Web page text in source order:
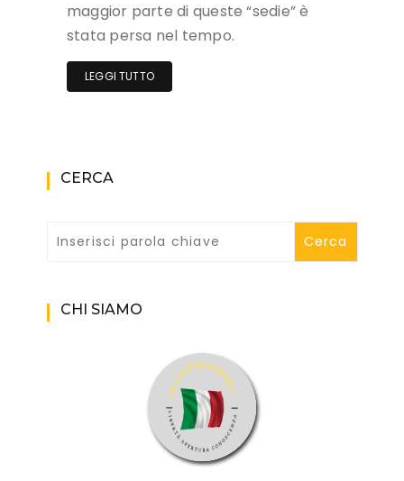
maggior parte di queste “sedie” è
stata persa nel tempo.
LEGGI TUTTO
CERCA
CHI SIAMO